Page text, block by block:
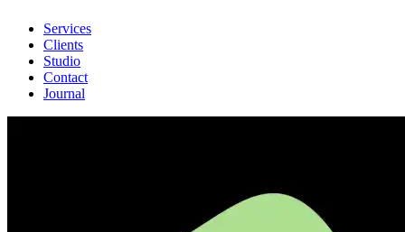
Services
Clients
Studio
Contact
Journal